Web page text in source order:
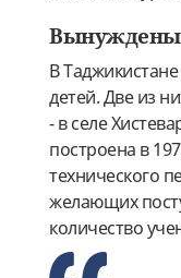
Вынуждены
В
детей. Две из
- в селе
построена в
технического
желающих
количество